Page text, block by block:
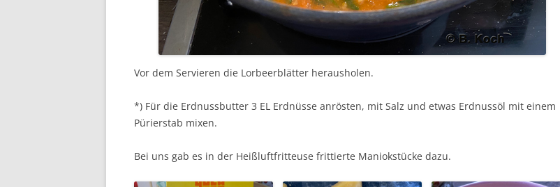
Vor dem Servieren die Lorbeerblätter herausholen.
*) Für die Erdnussbutter 3 EL Erdnüsse anrösten, mit Salz und etwas Erdnussöl mit einem
Pürierstab mixen.
Bei uns gab es in der Heißluftfritteuse frittierte Maniokstücke dazu.